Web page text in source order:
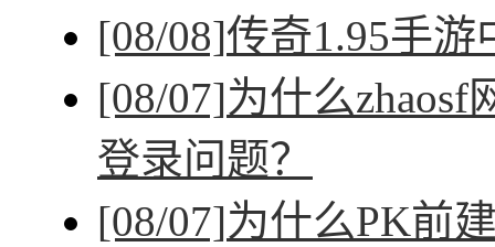
[08/08]传奇1.95手
[08/07]为什么
登录问题？
[08/07]为什么PK前